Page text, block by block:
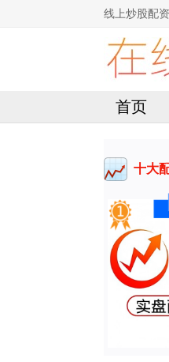
线上炒股配
首页
十大